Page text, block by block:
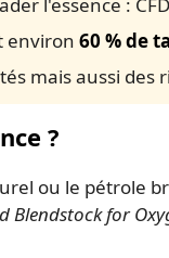
l'essence :
environ 60 % de
mais aussi des
?
ou le
Blendstock for